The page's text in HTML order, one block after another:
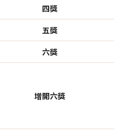
四獎
五獎
六獎
增開六獎